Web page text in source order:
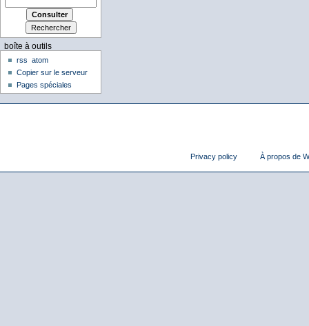
boîte à outils
rss
atom
Copier sur le serveur
Pages spéciales
Privacy policy À propos de